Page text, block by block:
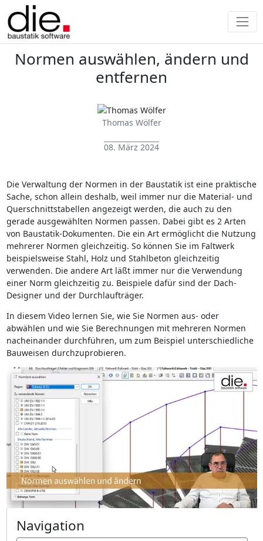
Normen auswählen, ändern und
entfernen
Thomas Wölfer
08. März 2024
Die Verwaltung der Normen in der Baustatik ist eine praktische
Sache, schon allein deshalb, weil immer nur die Material- und
Querschnittstabellen angezeigt werden, die auch zu den
gerade ausgewählten Normen passen. Dabei gibt es 2 Arten
von Baustatik-Dokumenten. Die ein Art ermöglicht die Nutzung
mehrerer Normen gleichzeitig. So können Sie im Faltwerk
beispielsweise Stahl, Holz und Stahlbeton gleichzeitig
verwenden. Die andere Art läßt immer nur die Verwendung
einer Norm gleichzeitig zu. Beispiele dafür sind der Dach-
Designer und der Durchlaufträger.
In diesem Video lernen Sie, wie Sie Normen aus- oder
abwählen und wie Sie Berechnungen mit mehreren Normen
nacheinander durchführen, um zum Beispiel unterschiedliche
Bauweisen durchzuprobieren.
Navigation